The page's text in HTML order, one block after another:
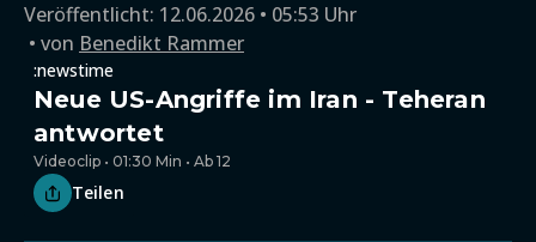
Veröffentlicht: 12.06.2026 • 05:53 Uhr
von Benedikt Rammer
:newstime
Neue US-Angriffe im Iran - Teheran
antwortet
Videoclip • 01:30 Min • Ab 12
Teilen